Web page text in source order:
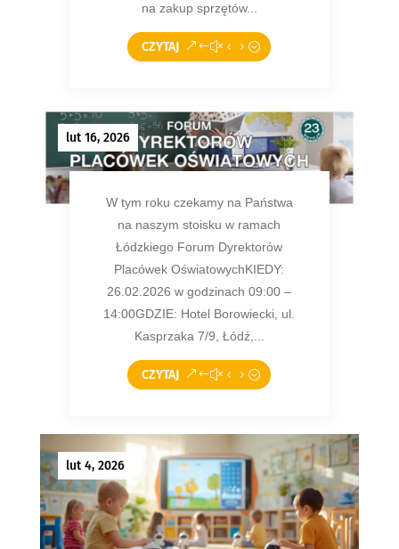
na zakup sprzętów...
CZYTAJ
lut 16, 2026
W tym roku czekamy na Państwa
na naszym stoisku w ramach
Łódzkiego Forum Dyrektorów
Placówek OświatowychKIEDY:
26.02.2026 w godzinach 09:00 –
14:00GDZIE: Hotel Borowiecki, ul.
Kasprzaka 7/9, Łódź,...
CZYTAJ
lut 4, 2026